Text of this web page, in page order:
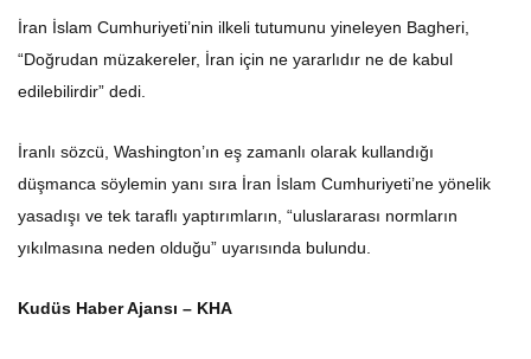
İran İslam Cumhuriyeti’nin ilkeli tutumunu yineleyen Bagheri,
“Doğrudan müzakereler, İran için ne yararlıdır ne de kabul
edilebilirdir” dedi.
İranlı sözcü, Washington’ın eş zamanlı olarak kullandığı
düşmanca söylemin yanı sıra İran İslam Cumhuriyeti’ne yönelik
yasadışı ve tek taraflı yaptırımların, “uluslararası normların
yıkılmasına neden olduğu” uyarısında bulundu.
Kudüs Haber Ajansı – KHA